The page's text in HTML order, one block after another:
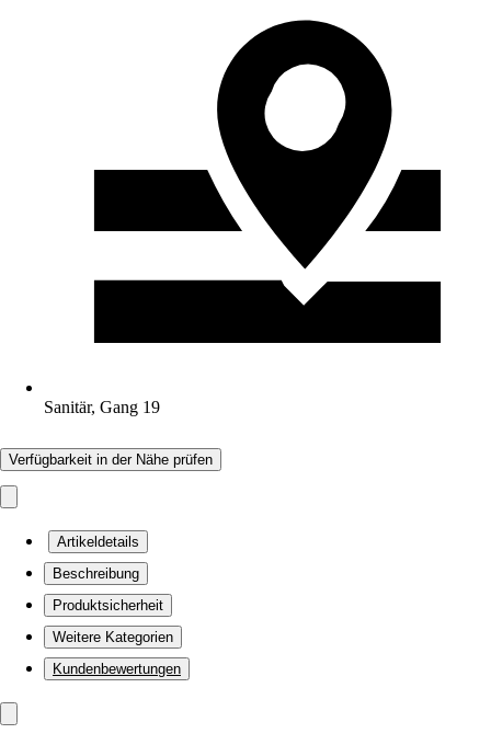
Sanitär, Gang 19
Verfügbarkeit in der Nähe prüfen
Artikeldetails
Beschreibung
Produktsicherheit
Weitere Kategorien
Kundenbewertungen